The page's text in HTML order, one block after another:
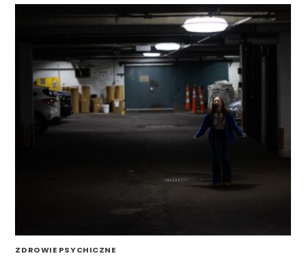
ZDROWIE PSYCHICZNE